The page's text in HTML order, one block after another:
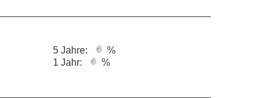
5 Jahre:
%
1 Jahr:
%